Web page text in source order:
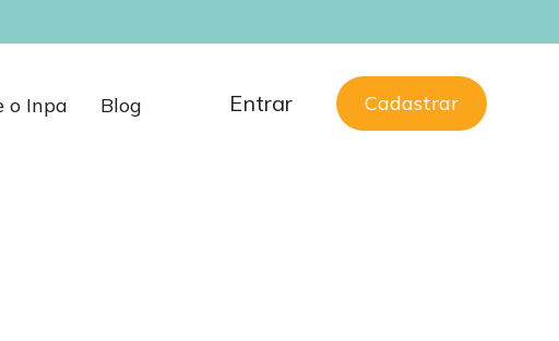
o Inpa Blog Entrar Cadastrar